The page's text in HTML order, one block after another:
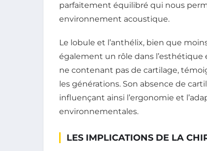
parfaitement équilibré qui nous
environnement acoustique.
Le lobule et l’anthélix, bien que
également un rôle dans l’esthétique
ne contenant pas de cartilage,
les générations. Son absence de
influençant ainsi l’ergonomie et
environnementales.
LES IMPLICATIONS DE LA